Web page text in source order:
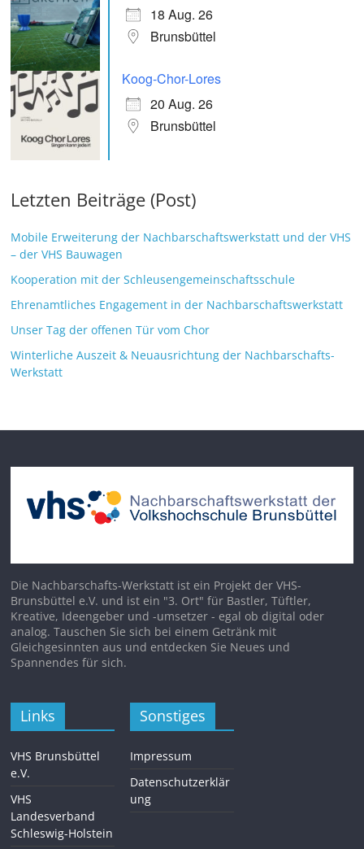
18 Aug. 26
Brunsbüttel
Koog-Chor-Lores
20 Aug. 26
Brunsbüttel
Letzten Beiträge (Post)
Mobile Erweiterung der Nachbarschaftswerkstatt und der VHS
– der VHS Bauwagen
Kooperation mit der Schleusengemeinschaftsschule
Ehrenamtliches Engagement in der Nachbarschaftswerkstatt
Unser Tag der offenen Tür vom Chor
Winterliche Auszeit & Neuausrichtung der Nachbarschafts-
Werkstatt
Die Nachbarschafts-Werkstatt ist ein Projekt der VHS-
Brunsbüttel e.V. und ist ein "3. Ort" für Bastler, Tüftler,
Kreative, Ideengeber und -umsetzer - egal ob digital oder
analog. Tauschen Sie sich bei einem Getränk mit
Gleichgesinnten aus und entdecken Sie Neues und
Spannendes für sich.
Links
VHS Brunsbüttel
e.V.
VHS
Landesverband
Schleswig-Holstein
Sonstiges
Impressum
Datenschutzerklär
ung